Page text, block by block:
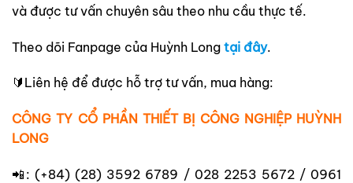
và được tư vấn chuyên sâu theo nhu cầu thực tế.
Theo dõi Fanpage của Huỳnh Long tại đây.
🔰Liên hệ để được hỗ trợ tư vấn, mua hàng:
CÔNG TY CỔ PHẦN THIẾT BỊ CÔNG NGHIỆP HUỲNH
LONG
📲: (+84) (28) 3592 6789 / 028 2253 5672 / 0961